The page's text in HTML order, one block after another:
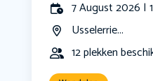
7 August 2026 |
Usselerrie...
12 plekken